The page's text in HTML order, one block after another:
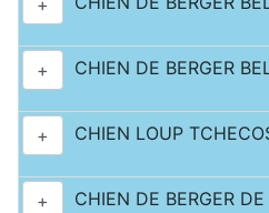
+
+ CHIEN DE BERGER
+ CHIEN LOUP
+ CHIEN DE BERGER